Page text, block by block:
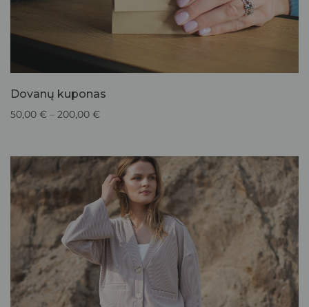
Dovanų kuponas
50,00 € – 200,00 €